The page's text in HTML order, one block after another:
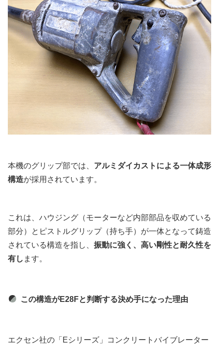
本機のグリップ部では、 アルミダイカストによる一体成形
構造が採用されています。
これは、ハウジング（モーターなど内部部品を収めている
部分）とピストルグリップ（持ち手）が一体となって鋳造
されている構造を指し、 振動に強く、高い剛性と耐久性を
有し ます。
この構造がE28Fと判断する決め手になった理由
エクセン社の「Eシリーズ」コンクリートバイブレーター